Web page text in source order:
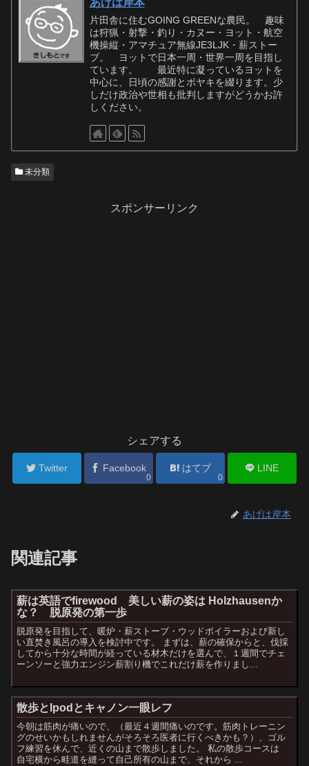
片田舎に住むGOING GREENな農民。 趣味
は狩猟・射撃・釣り・カヌー・ヨット・航空
機操縦・アマチュア無線JE3LJK・薪ストー
ブ。 ヨットで日本一周・世界一周を目指し
ています。 最近特に凝っているヨットを
中心に、日頃の感謝とボヤキを綴ります。少
しだけ政治や世相も批判しますがどうかお許
しください。
未分類
スポンサーリンク
シェアする
Twitter Facebook
0
はてブ
0
LINE
あげは岸本
関連記事
薪は英語でfirewood 美しい薪の姿は Holzhausenか
な？ 脱原発の第一歩
脱原発を目指して、暖炉・薪ストーブ・ウッドボイラーおよび新し
い直焚き風呂の導入を検討中です。 まずは、薪の確保からと、伐採
してから十分な時間が経っている材木だけを選んで、１週間でチェ
ーンソーと強力エンジン薪割り機でこれだけ薪を作りまし...
散歩とIpodとキャノン一眼レフ
今朝は筋肉が痛いので、（最近４週間痛いのです。筋肉トレーニン
グのせいかもしれませんがそろそろ医者に行くべきかも？）、ゴル
フ練習を休んで、近くの山まで散歩しました。 私の散歩コースは
自宅横から畦道を縫って自己所有の山まで、それから ...